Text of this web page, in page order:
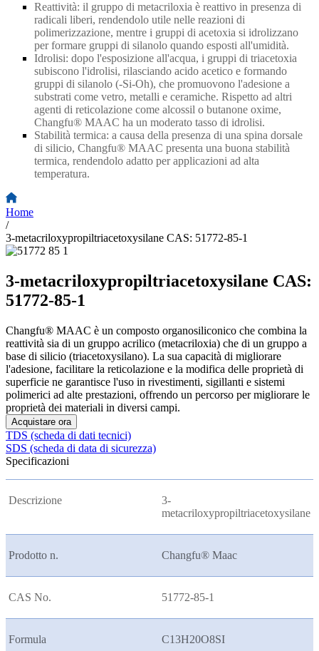
Reattività: il gruppo di metacriloxia è reattivo in presenza di
radicali liberi, rendendolo utile nelle reazioni di
polimerizzazione, mentre i gruppi di acetoxia si idrolizzano
per formare gruppi di silanolo quando esposti all'umidità.
Idrolisi: dopo l'esposizione all'acqua, i gruppi di triacetoxia
subiscono l'idrolisi, rilasciando acido acetico e formando
gruppi di silanolo (-Si-Oh), che promuovono l'adesione a
substrati come vetro, metalli e ceramiche. Rispetto ad altri
agenti di reticolazione come alcossil o butanone oxime,
Changfu® MAAC ha un moderato tasso di idrolisi.
Stabilità termica: a causa della presenza di una spina dorsale
di silicio, Changfu® MAAC presenta una buona stabilità
termica, rendendolo adatto per applicazioni ad alta
temperatura.
Home
/
3-metacriloxypropiltriacetoxysilane CAS: 51772-85-1
3-metacriloxypropiltriacetoxysilane CAS:
51772-85-1
Changfu® MAAC è un composto organosiliconico che combina la
reattività sia di un gruppo acrilico (metacriloxia) che di un gruppo a
base di silicio (triacetoxysilano). La sua capacità di migliorare
l'adesione, facilitare la reticolazione e la modifica delle proprietà di
superficie ne garantisce l'uso in rivestimenti, sigillanti e sistemi
polimerici ad alte prestazioni, offrendo un percorso per migliorare le
proprietà dei materiali in diversi campi.
Acquistare ora
TDS (scheda di dati tecnici)
SDS (scheda di data di sicurezza)
Specificazioni
Descrizione
3-
metacriloxypropiltriacetoxysilane
Prodotto n. Changfu® Maac
CAS No. 51772-85-1
Formula C13H20O8SI